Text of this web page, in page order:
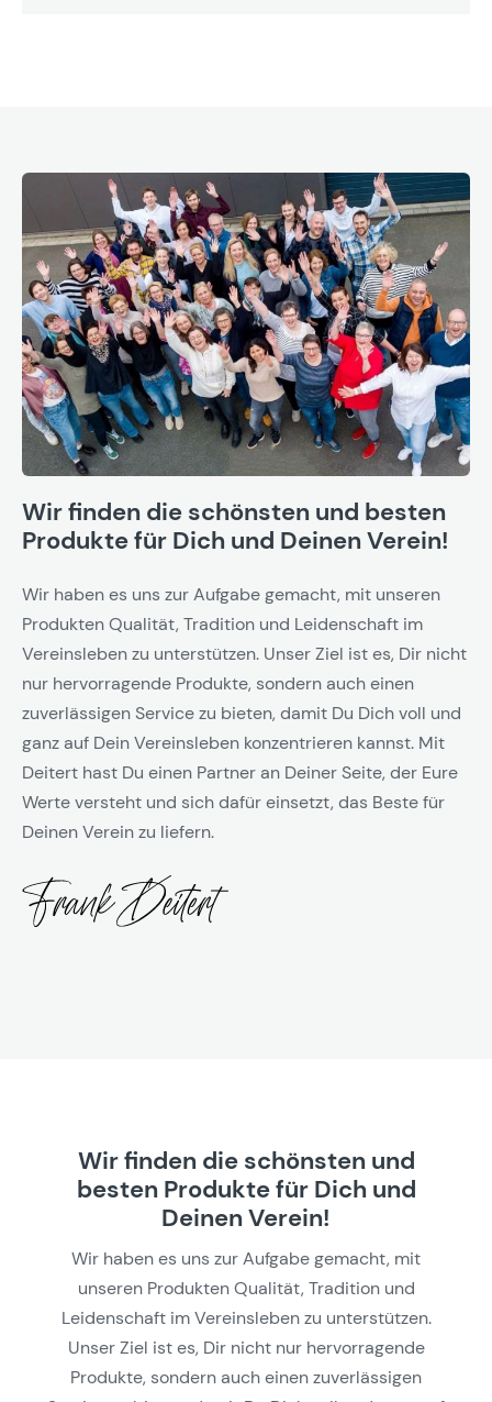
Wir finden die schönsten und besten
Produkte für Dich und Deinen Verein!
Wir haben es uns zur Aufgabe gemacht, mit unseren
Produkten Qualität, Tradition und Leidenschaft im
Vereinsleben zu unterstützen. Unser Ziel ist es, Dir nicht
nur hervorragende Produkte, sondern auch einen
zuverlässigen Service zu bieten, damit Du Dich voll und
ganz auf Dein Vereinsleben konzentrieren kannst. Mit
Deitert hast Du einen Partner an Deiner Seite, der Eure
Werte versteht und sich dafür einsetzt, das Beste für
Deinen Verein zu liefern.
Wir finden die schönsten und
besten Produkte für Dich und
Deinen Verein!
Wir haben es uns zur Aufgabe gemacht, mit
unseren Produkten Qualität, Tradition und
Leidenschaft im Vereinsleben zu unterstützen.
Unser Ziel ist es, Dir nicht nur hervorragende
Produkte, sondern auch einen zuverlässigen